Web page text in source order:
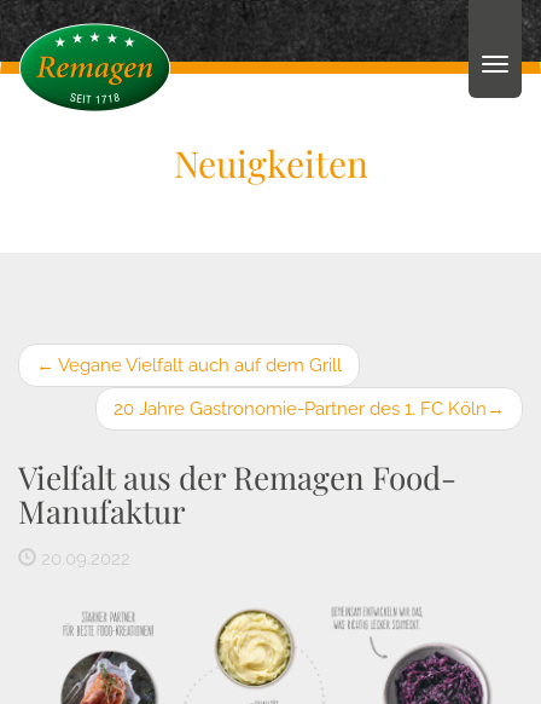
Neuigkeiten
← Vegane Vielfalt auch auf dem Grill
20 Jahre Gastronomie-Partner des 1. FC Köln →
Vielfalt aus der Remagen Food-
Manufaktur
20.09.2022